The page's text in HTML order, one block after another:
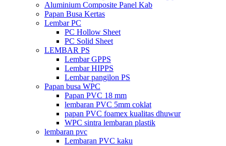
Aluminium Composite Panel Kab
Papan Busa Kertas
Lembar PC
PC Hollow Sheet
PC Solid Sheet
LEMBAR PS
Lembar GPPS
Lembar HIPPS
Lembar pangilon PS
Papan busa WPC
Papan PVC 18 mm
lembaran PVC 5mm coklat
papan PVC foamex kualitas dhuwur
WPC sintra lembaran plastik
lembaran pvc
Lembaran PVC kaku